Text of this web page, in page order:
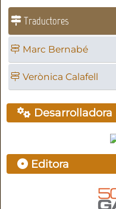
Traductores
Marc Bernabé
Verònica Calafell
Desarrolladora
Editora